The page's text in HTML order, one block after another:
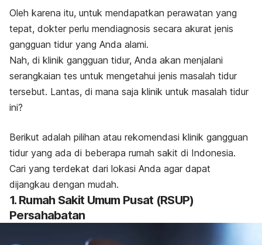
Oleh karena itu, untuk mendapatkan perawatan yang
tepat, dokter perlu mendiagnosis secara akurat jenis
gangguan tidur yang Anda alami.
Nah, di klinik gangguan tidur, Anda akan menjalani
serangkaian tes untuk mengetahui jenis masalah tidur
tersebut. Lantas, di mana saja klinik untuk masalah tidur
ini?
Berikut adalah pilihan atau rekomendasi klinik gangguan
tidur yang ada di beberapa rumah sakit di Indonesia.
Cari yang terdekat dari lokasi Anda agar dapat
dijangkau dengan mudah.
1. Rumah Sakit Umum Pusat (RSUP)
Persahabatan